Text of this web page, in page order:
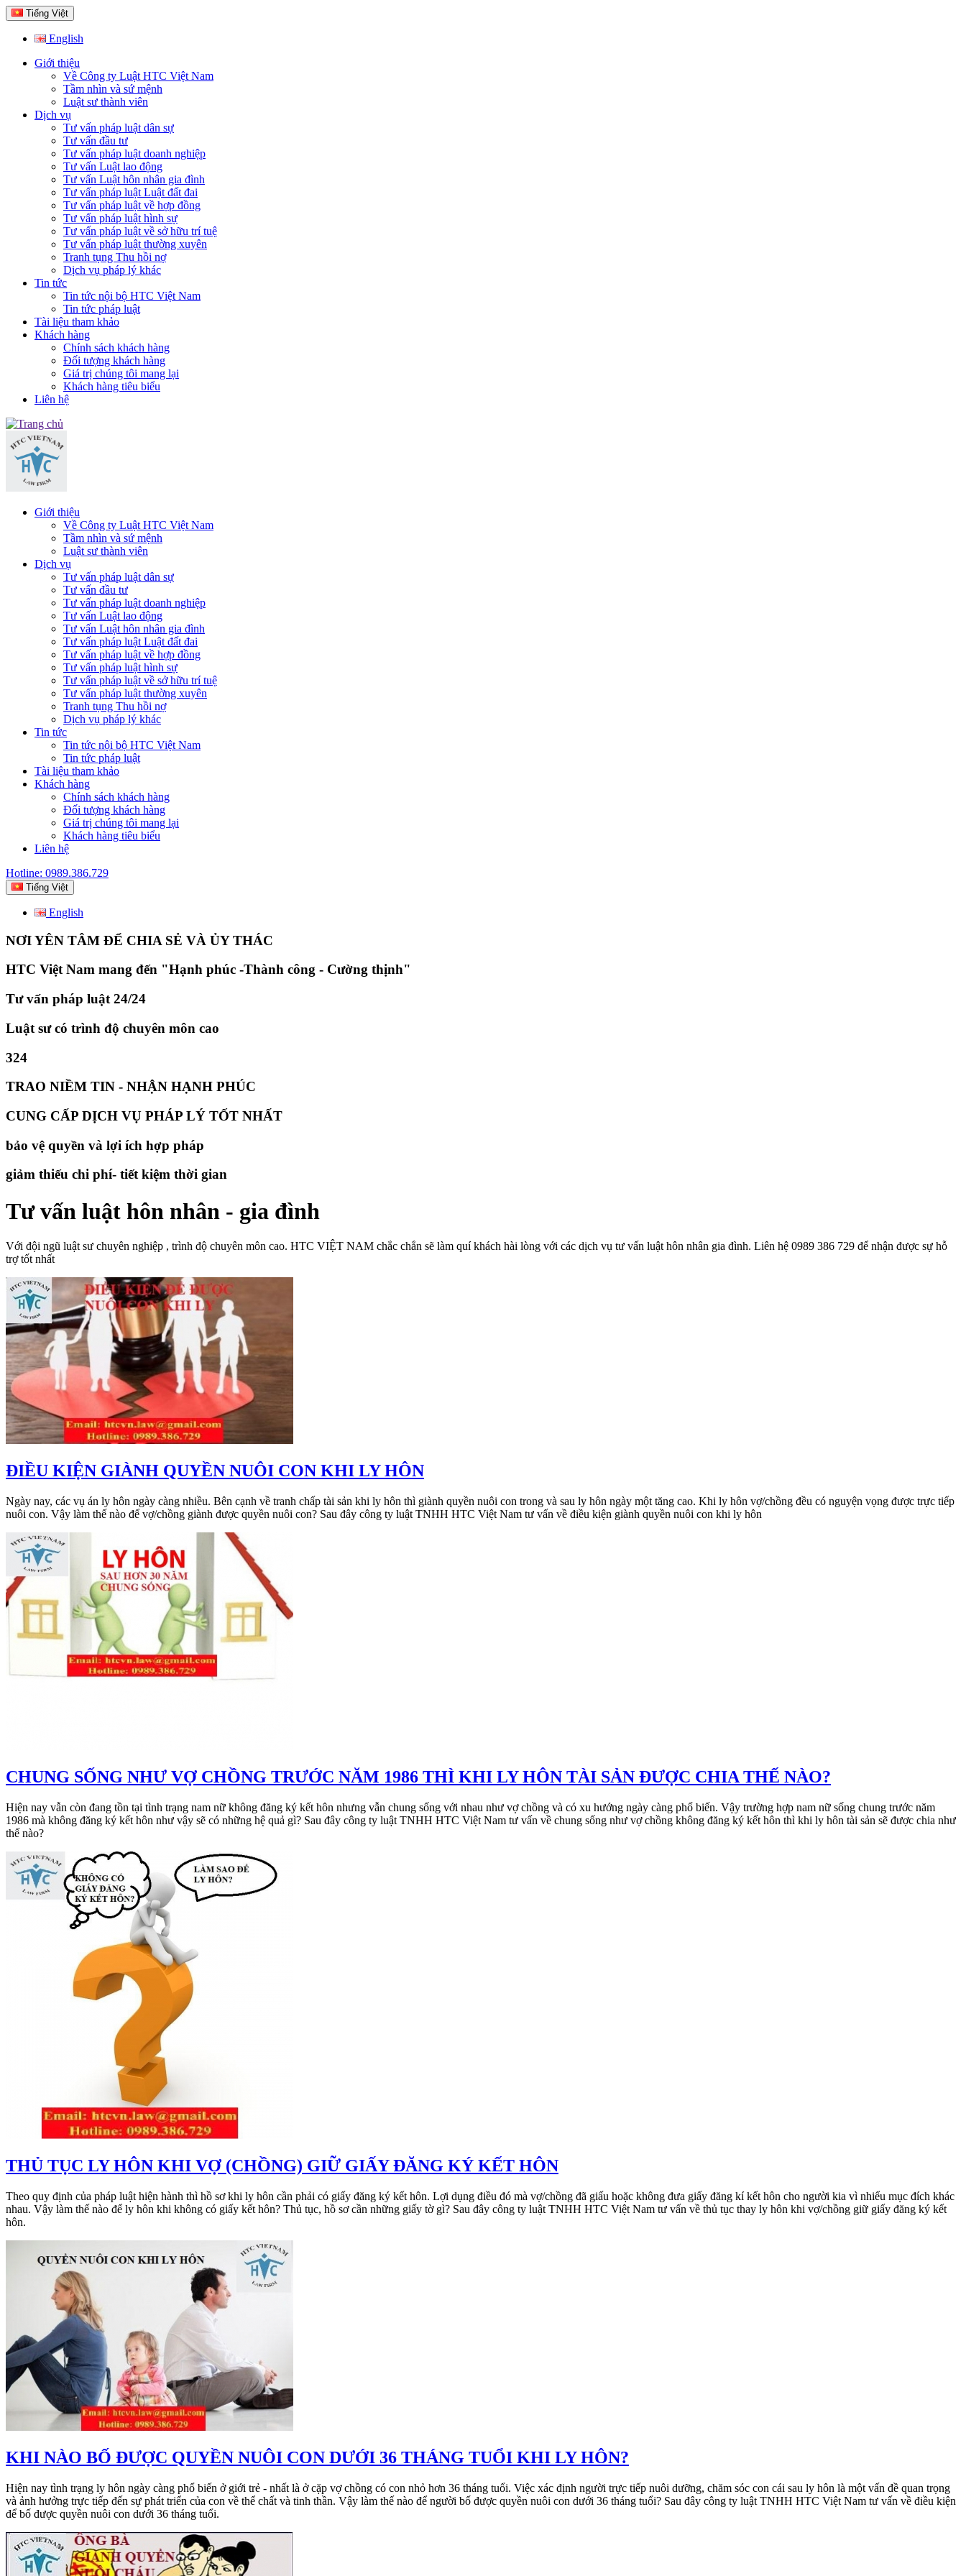
Tiếng Việt
English
Giới thiệu
Về Công ty Luật HTC Việt Nam
Tầm nhìn và sứ mệnh
Luật sư thành viên
Dịch vụ
Tư vấn pháp luật dân sự
Tư vấn đầu tư
Tư vấn pháp luật doanh nghiệp
Tư vấn Luật lao động
Tư vấn Luật hôn nhân gia đình
Tư vấn pháp luật Luật đất đai
Tư vấn pháp luật về hợp đồng
Tư vấn pháp luật hình sự
Tư vấn pháp luật về sở hữu trí tuệ
Tư vấn pháp luật thường xuyên
Tranh tụng Thu hồi nợ
Dịch vụ pháp lý khác
Tin tức
Tin tức nội bộ HTC Việt Nam
Tin tức pháp luật
Tài liệu tham khảo
Khách hàng
Chính sách khách hàng
Đối tượng khách hàng
Giá trị chúng tôi mang lại
Khách hàng tiêu biểu
Liên hệ
Giới thiệu
Về Công ty Luật HTC Việt Nam
Tầm nhìn và sứ mệnh
Luật sư thành viên
Dịch vụ
Tư vấn pháp luật dân sự
Tư vấn đầu tư
Tư vấn pháp luật doanh nghiệp
Tư vấn Luật lao động
Tư vấn Luật hôn nhân gia đình
Tư vấn pháp luật Luật đất đai
Tư vấn pháp luật về hợp đồng
Tư vấn pháp luật hình sự
Tư vấn pháp luật về sở hữu trí tuệ
Tư vấn pháp luật thường xuyên
Tranh tụng Thu hồi nợ
Dịch vụ pháp lý khác
Tin tức
Tin tức nội bộ HTC Việt Nam
Tin tức pháp luật
Tài liệu tham khảo
Khách hàng
Chính sách khách hàng
Đối tượng khách hàng
Giá trị chúng tôi mang lại
Khách hàng tiêu biểu
Liên hệ
Hotline: 0989.386.729
Tiếng Việt
English
NƠI YÊN TÂM ĐỂ CHIA SẺ VÀ ỦY THÁC
HTC Việt Nam mang đến "Hạnh phúc -Thành công - Cường thịnh"
Tư vấn pháp luật 24/24
Luật sư có trình độ chuyên môn cao
324
TRAO NIỀM TIN - NHẬN HẠNH PHÚC
CUNG CẤP DỊCH VỤ PHÁP LÝ TỐT NHẤT
bảo vệ quyền và lợi ích hợp pháp
giảm thiếu chi phí- tiết kiệm thời gian
Tư vấn luật hôn nhân - gia đình
Với đội ngũ luật sư chuyên nghiệp , trình độ chuyên môn cao. HTC VIỆT NAM chắc chắn sẽ làm quí khách hài lòng với các dịch vụ tư vấn luật hôn nhân gia đình. Liên hệ 0989 386 729 để nhận được sự hỗ
trợ tốt nhất
​ĐIỀU KIỆN GIÀNH QUYỀN NUÔI CON KHI LY HÔN
Ngày nay, các vụ án ly hôn ngày càng nhiều. Bên cạnh về tranh chấp tài sản khi ly hôn thì giành quyền nuôi con trong và sau ly hôn ngày một tăng cao. Khi ly hôn vợ/chồng đều có nguyện vọng được trực tiếp
nuôi con. Vậy làm thế nào để vợ/chồng giành được quyền nuôi con? Sau đây công ty luật TNHH HTC Việt Nam tư vấn về điều kiện giành quyền nuôi con khi ly hôn
​CHUNG SỐNG NHƯ VỢ CHỒNG TRƯỚC NĂM 1986 THÌ KHI LY HÔN TÀI SẢN ĐƯỢC CHIA THẾ NÀO?
Hiện nay vẫn còn đang tồn tại tình trạng nam nữ không đăng ký kết hôn nhưng vẫn chung sống với nhau như vợ chồng và có xu hướng ngày càng phổ biến. Vậy trường hợp nam nữ sống chung trước năm
1986 mà không đăng ký kết hôn như vậy sẽ có những hệ quả gì? Sau đây công ty luật TNHH HTC Việt Nam tư vấn về chung sống như vợ chồng không đăng ký kết hôn thì khi ly hôn tài sản sẽ được chia như
thế nào?
THỦ TỤC LY HÔN KHI VỢ (CHỒNG) GIỮ GIẤY ĐĂNG KÝ KẾT HÔN
Theo quy định của pháp luật hiện hành thì hồ sơ khi ly hôn cần phải có giấy đăng ký kết hôn. Lợi dụng điều đó mà vợ/chồng đã giấu hoặc không đưa giấy đăng kí kết hôn cho người kia vì nhiểu mục đích khác
nhau. Vậy làm thế nào để ly hôn khi không có giấy kết hôn? Thủ tục, hồ sơ cần những giấy tờ gì? Sau đây công ty luật TNHH HTC Việt Nam tư vấn về thủ tục thay ly hôn khi vợ/chồng giữ giấy đăng ký kết
hôn.
​KHI NÀO BỐ ĐƯỢC QUYỀN NUÔI CON DƯỚI 36 THÁNG TUỔI KHI LY HÔN?
Hiện nay tình trạng ly hôn ngày càng phổ biến ở giới trẻ - nhất là ở cặp vợ chồng có con nhỏ hơn 36 tháng tuổi. Việc xác định người trực tiếp nuôi dưỡng, chăm sóc con cái sau ly hôn là một vấn đề quan trọng
và ảnh hưởng trực tiếp đến sự phát triển của con về thể chất và tinh thần. Vậy làm thế nào để người bố được quyền nuôi con dưới 36 tháng tuổi? Sau đây công ty luật TNHH HTC Việt Nam tư vấn về điều kiện
để bố được quyền nuôi con dưới 36 tháng tuổi.